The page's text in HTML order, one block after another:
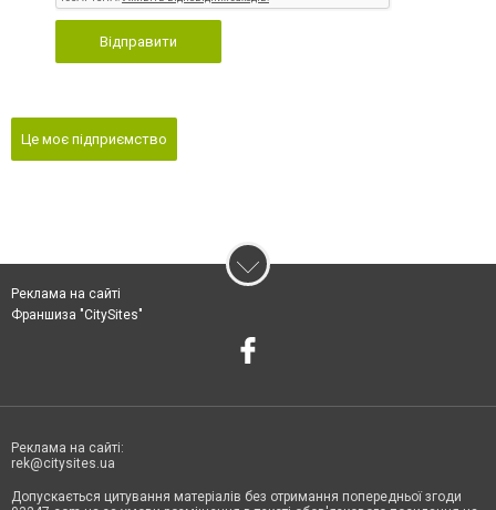
Відправити
Це моє підприємство
Реклама на сайті
Франшиза "CitySites"
Реклама на сайті:
rek@citysites.ua
Допускається цитування матеріалів без отримання попередньої згоди